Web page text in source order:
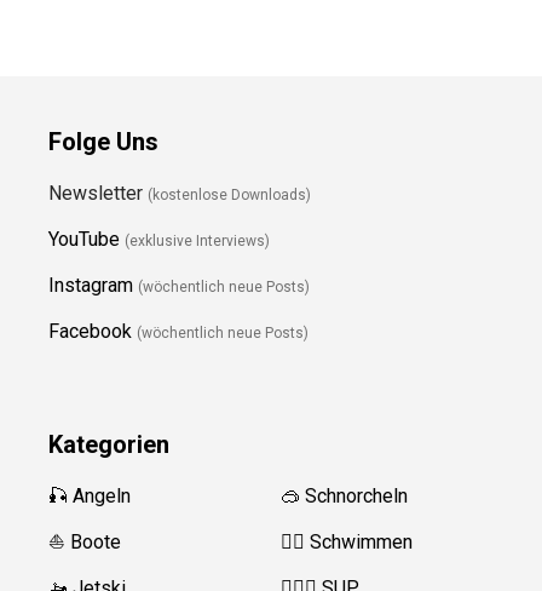
Folge Uns
Newsletter (kostenlose Downloads)
YouTube (exklusive Interviews)
Instagram (wöchentlich neue Posts)
Facebook (wöchentlich neue Posts)
Kategorien
🎣 Angeln
⛵️ Boote
🥽 Schnorcheln
🏊‍♂️ Schwimmen